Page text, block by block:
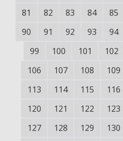
81
82 83 84 85
90
91 92 93 94
99
100 101 102
106
107 108 109
113
114 115 116
120
121 122 123
127
128 129 130